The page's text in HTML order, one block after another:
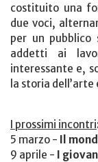
costituito una
due voci,
per un
addetti ai
interessante e,
la storia
I prossimi incontri:
5 marzo - Il
9 aprile - I